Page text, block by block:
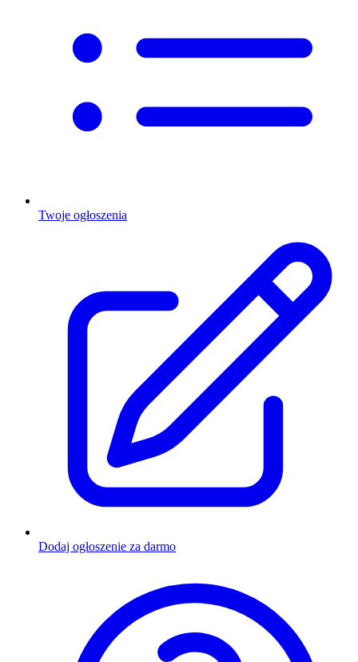
Twoje ogłoszenia
Dodaj ogłoszenie za darmo